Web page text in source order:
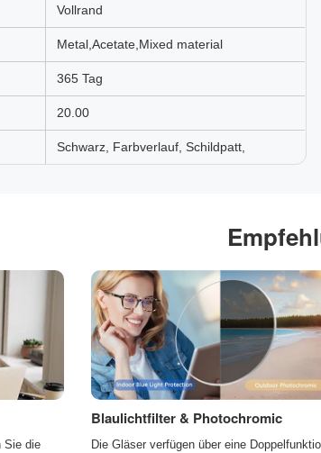
Vollrand
Metal,Acetate,Mixed material
365 Tag
20.00
Schwarz, Farbverlauf, Schildpatt,
Sie die
Blaulichtfilter & Photochromic
Die Gläser verfügen über eine